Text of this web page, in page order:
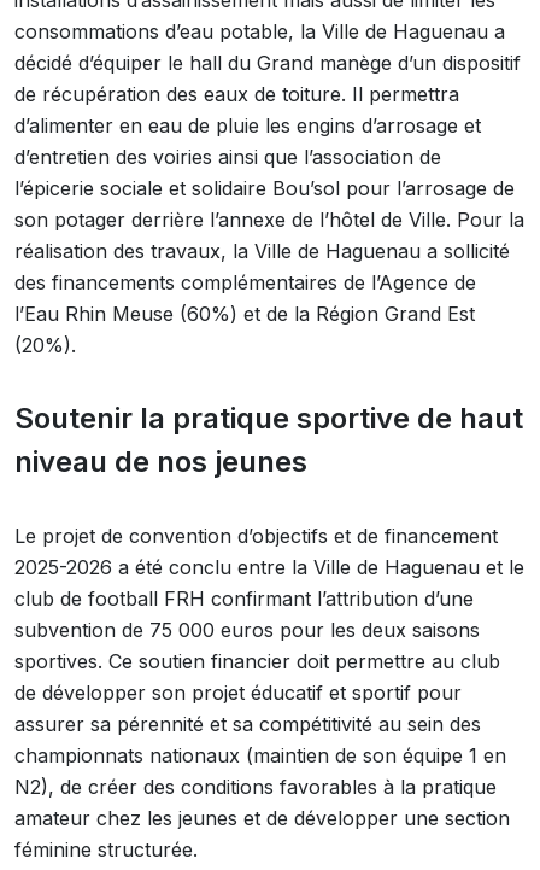
consommations d’eau potable, la Ville de Haguenau a
décidé d’équiper le hall du Grand manège d’un dispositif
de récupération des eaux de toiture. Il permettra
d’alimenter en eau de pluie les engins d’arrosage et
d’entretien des voiries ainsi que l’association de
l’épicerie sociale et solidaire Bou’sol pour l’arrosage de
son potager derrière l’annexe de l’hôtel de Ville. Pour la
réalisation des travaux, la Ville de Haguenau a sollicité
des financements complémentaires de l’Agence de
l’Eau Rhin Meuse (60%) et de la Région Grand Est
(20%).
Soutenir la pratique sportive de haut
niveau de nos jeunes
Le projet de convention d’objectifs et de financement
2025-2026 a été conclu entre la Ville de Haguenau et le
club de football FRH confirmant l’attribution d’une
subvention de 75 000 euros pour les deux saisons
sportives. Ce soutien financier doit permettre au club
de développer son projet éducatif et sportif pour
assurer sa pérennité et sa compétitivité au sein des
championnats nationaux (maintien de son équipe 1 en
N2), de créer des conditions favorables à la pratique
amateur chez les jeunes et de développer une section
féminine structurée.